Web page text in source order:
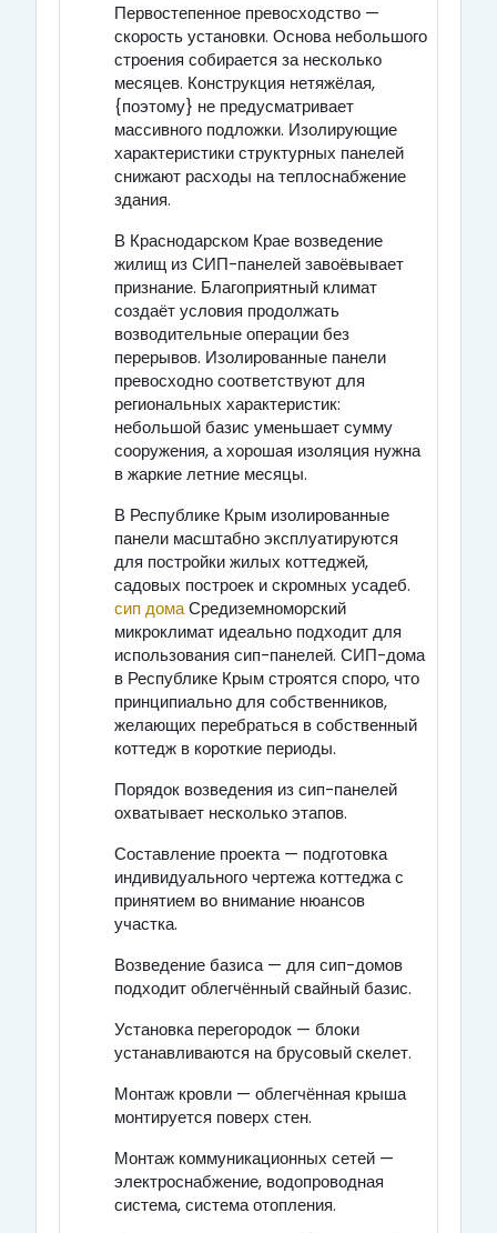
Первостепенное превосходство —
скорость установки. Основа небольшого
строения собирается за несколько
месяцев. Конструкция нетяжёлая,
{поэтому} не предусматривает
массивного подложки. Изолирующие
характеристики структурных панелей
снижают расходы на теплоснабжение
здания.
В Краснодарском Крае возведение
жилищ из СИП-панелей завоёвывает
признание. Благоприятный климат
создаёт условия продолжать
возводительные операции без
перерывов. Изолированные панели
превосходно соответствуют для
региональных характеристик:
небольшой базис уменьшает сумму
сооружения, а хорошая изоляция нужна
в жаркие летние месяцы.
В Республике Крым изолированные
панели масштабно эксплуатируются
для постройки жилых коттеджей,
садовых построек и скромных усадеб.
сип домаСредиземноморский
микроклимат идеально подходит для
использования сип-панелей. СИП-дома
в Республике Крым строятся споро, что
принципиально для собственников,
желающих перебраться в собственный
коттедж в короткие периоды.
Порядок возведения из сип-панелей
охватывает несколько этапов.
Составление проекта — подготовка
индивидуального чертежа коттеджа с
принятием во внимание нюансов
участка.
Возведение базиса — для сип-домов
подходит облегчённый свайный базис.
Установка перегородок — блоки
устанавливаются на брусовый скелет.
Монтаж кровли — облегчённая крыша
монтируется поверх стен.
Монтаж коммуникационных сетей —
электроснабжение, водопроводная
система, система отопления.